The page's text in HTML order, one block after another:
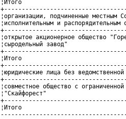
¦Итого
¦организации, подчиненные
¦исполнительным и
¦открытое акционерное общество
¦сыродельный завод"
¦Итого
¦юридические лица без
¦совместное общество с
¦"Скайфорест"
¦Итого